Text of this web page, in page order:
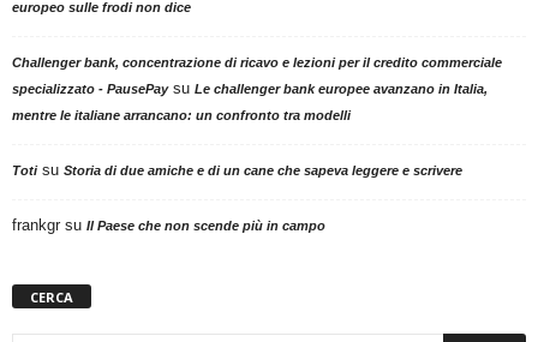
europeo sulle frodi non dice
Challenger bank, concentrazione di ricavo e lezioni per il credito commerciale
specializzato - PausePaysu Le challenger bank europee avanzano in Italia,
mentre le italiane arrancano: un confronto tra modelli
Totisu Storia di due amiche e di un cane che sapeva leggere e scrivere
frankgr su Il Paese che non scende più in campo
CERCA